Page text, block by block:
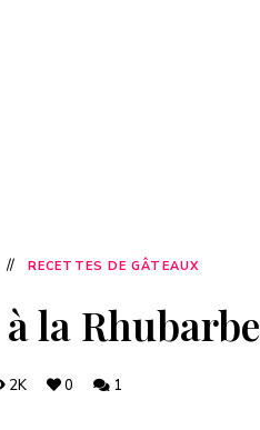
RECETTES DE GÂTEAUX
la Rhubarbe
2K 0 1